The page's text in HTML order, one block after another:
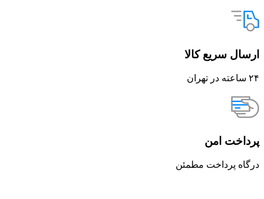
ارسال سریع کالا
۲۴ ساعته در تهران
پرداخت امن
درگاه پرداخت مطمئن